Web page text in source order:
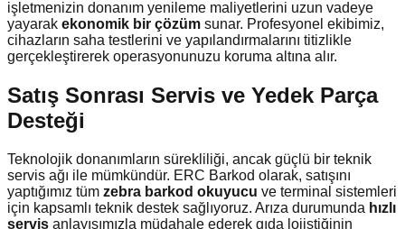
işletmenizin donanım yenileme maliyetlerini uzun vadeye
yayarak ekonomik bir çözüm sunar. Profesyonel ekibimiz,
cihazların saha testlerini ve yapılandırmalarını titizlikle
gerçekleştirerek operasyonunuzu koruma altına alır.
Satış Sonrası Servis ve Yedek Parça
Desteği
Teknolojik donanımların sürekliliği, ancak güçlü bir teknik
servis ağı ile mümkündür. ERC Barkod olarak, satışını
yaptığımız tüm zebra barkod okuyucu ve terminal sistemleri
için kapsamlı teknik destek sağlıyoruz. Arıza durumunda hızlı
servis anlayışımızla müdahale ederek gıda lojistiğinin